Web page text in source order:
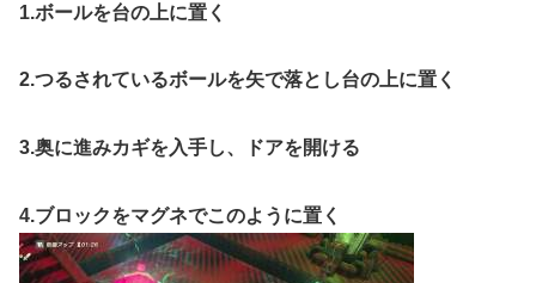
1.ボールを台の上に置く
2.つるされているボールを矢で落とし台の上に置く
3.奥に進みカギを入手し、ドアを開ける
4.ブロックをマグネでこのように置く